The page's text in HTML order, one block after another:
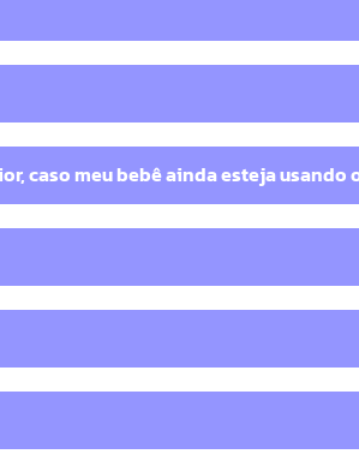
caso meu bebê ainda esteja usando